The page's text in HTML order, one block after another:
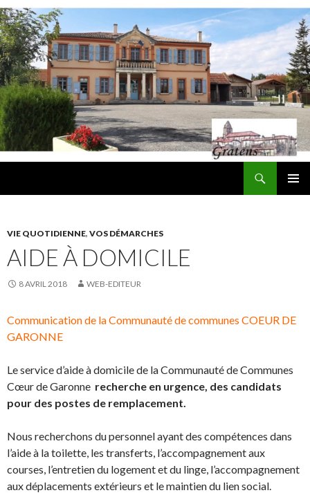
VIE QUOTIDIENNE, VOS DÉMARCHES
AIDE À DOMICILE
8 AVRIL 2018 WEB-EDITEUR
Communication de la Communauté de communes COEUR DE
GARONNE
Le service d’aide à domicile de la Communauté de Communes
Cœur de Garonne recherche en urgence, des candidats
pour des postes de remplacement.
Nous recherchons du personnel ayant des compétences dans
l’aide à la toilette, les transferts, l’accompagnement aux
courses, l’entretien du logement et du linge, l’accompagnement
aux déplacements extérieurs et le maintien du lien social.